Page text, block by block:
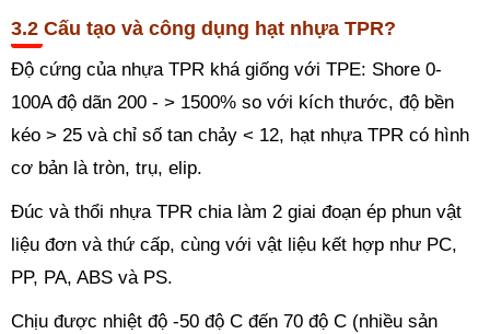
Cấu tạo và công dụng hạt nhựa TPR?
Độ cứng của nhựa TPR khá giống với TPE: Shore 0-
100A độ dãn 200 - > 1500% so với kích thước, độ bền
kéo > 25 và chỉ số tan chảy < 12, hạt nhựa TPR có hình
cơ bản là tròn, trụ, elip.
Đúc và thổi nhựa TPR chia làm 2 giai đoạn ép phun vật
liệu đơn và thứ cấp, cùng với vật liệu kết hợp như PC,
PP, PA, ABS và PS.
Chịu được nhiệt độ -50 độ C đến 70 độ C (nhiều sản